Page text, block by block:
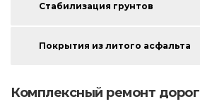
Стабилизация грунтов
Покрытия из литого асфальта
Комплексный ремонт дорог